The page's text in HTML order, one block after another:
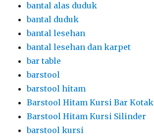
bantal alas duduk
bantal duduk
bantal lesehan
bantal lesehan dan karpet
bar table
barstool
barstool hitam
Barstool Hitam Kursi Bar Kotak
Barstool Hitam Kursi Silinder
barstool kursi